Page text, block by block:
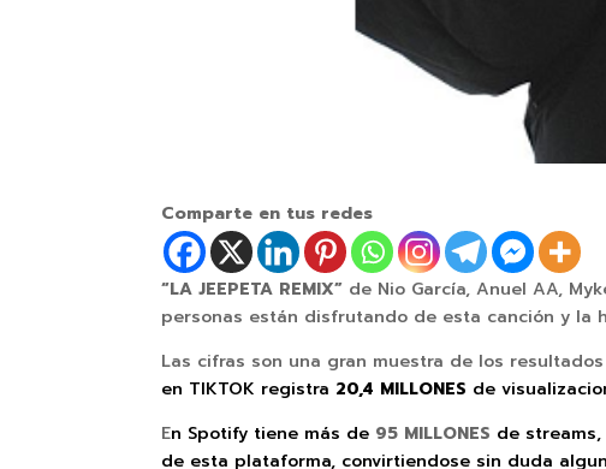
Comparte en tus redes
“LA JEEPETA REMIX” de Nio García, Anuel AA,
personas están disfrutando de esta canción y la
Las cifras son una gran muestra de los
en TIKTOK registra 20,4 MILLONES de
En Spotify tiene más de 95 MILLONES de
de esta plataforma, convirtiendose sin duda